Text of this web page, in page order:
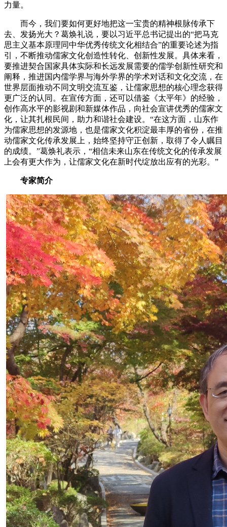
力量。
而今，我们要如何更好地把这一宝贵的精神根脉传承下
去、发扬光大？葛焕礼说，要以习近平总书记提出的“把马克
思主义基本原理同中华优秀传统文化相结合”的重要论述为指
引，不断推动儒家文化创造性转化、创新性发展。具体来看，
要推进契合国家具体实际和长远发展需要的儒学创新性研究和
阐释，推进国内儒学界与海外学界的学术对话和文化交流，在
世界层面推动不同文明交流互鉴，让儒家思想的核心理念获得
更广泛的认同。在宣传方面，还可以借鉴《太平年》的经验，
创作高水平的影视剧和新媒体作品，向社会宣讲优秀的儒家文
化，让其扎根民间，助力和谐社会建设。“在这方面，山东作
为儒家思想的发源地，也是儒家文化积淀最丰厚的省份，在推
动儒家文化传承发展上，始终坚持守正创新，取得了令人瞩目
的成绩。”葛焕礼表示，“相信未来山东在传统文化的传承发展
上会有更大作为，让儒家文化在新时代绽放出应有的光彩。”
专家简介